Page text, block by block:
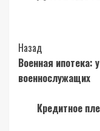
Post
Navigation
Назад
Военная ипотека:
военнослужащих
Кредитное